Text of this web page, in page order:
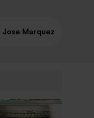
Jose Marquez